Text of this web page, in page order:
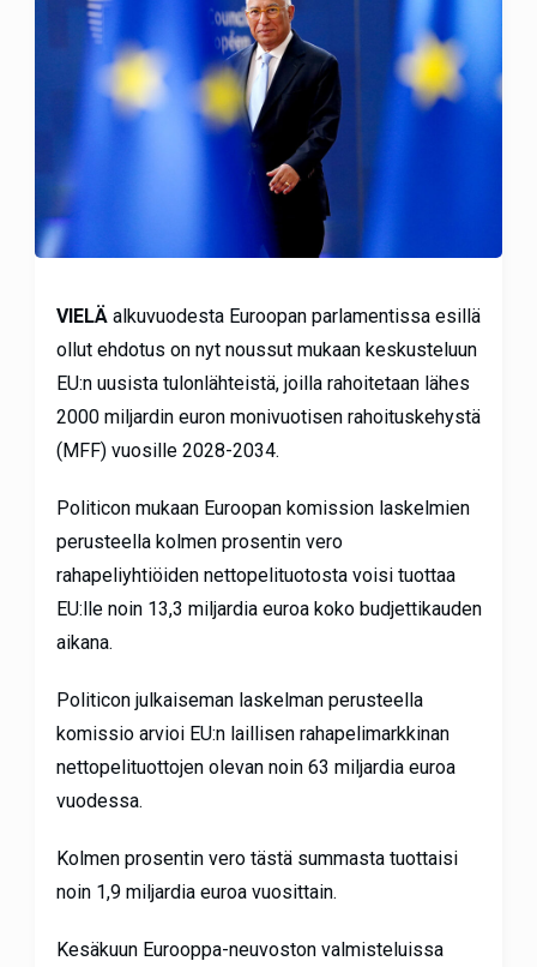
VIELÄalkuvuodesta Euroopan parlamentissa esillä
ollut ehdotus on nyt noussut mukaan keskusteluun
EU:n uusista tulonlähteistä, joilla rahoitetaan lähes
2000 miljardin euron monivuotisen rahoituskehystä
(MFF) vuosille 2028-2034.
Politicon mukaan Euroopan komission laskelmien
perusteella kolmen prosentin vero
rahapeliyhtiöiden nettopelituotosta voisi tuottaa
EU:lle noin 13,3 miljardia euroa koko budjettikauden
aikana.
Politicon julkaiseman laskelman perusteella
komissio arvioi EU:n laillisen rahapelimarkkinan
nettopelituottojen olevan noin 63 miljardia euroa
vuodessa.
Kolmen prosentin vero tästä summasta tuottaisi
noin 1,9 miljardia euroa vuosittain.
Kesäkuun Eurooppa-neuvoston valmisteluissa